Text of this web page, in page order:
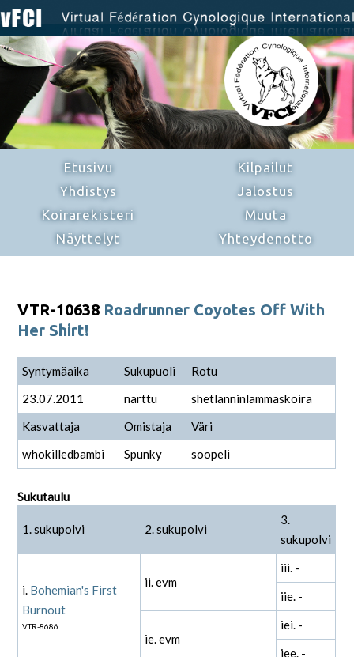
Etusivu
Yhdistys
Koirarekisteri
Näyttelyt
Kilpailut
Jalostus
Muuta
Yhteydenotto
VTR-10638 Roadrunner Coyotes Off With
Her Shirt!
Syntymäaika Sukupuoli
Rotu
23.07.2011
narttu
shetlanninlammaskoira
Kasvattaja
Omistaja
Väri
whokilledbambi
Spunky soopeli
Sukutaulu
1. sukupolvi 2. sukupolvi
3.
sukupolvi
i. Bohemian's First
Burnout
VTR-8686
ii. evm
iii. -
iie. -
ie. evm
iei. -
iee. -